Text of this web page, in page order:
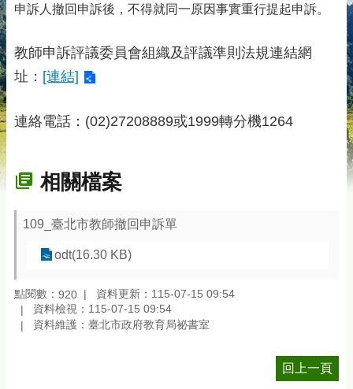
申訴人撤回申訴後，不得就同一原因事實重行提起申訴。
教師申訴評議委員會組織及評議準則法規連結網
址： [連結]
連絡電話：(02)27208889或1999轉分機1264
相關檔案
109_臺北市教師撤回申訴單
odt(16.30 KB)
點閱數： 920
資料更新：115-07-15 09:54
資料檢視：115-07-15 09:54
資料維護：臺北市政府教育局祕書室
回上一頁